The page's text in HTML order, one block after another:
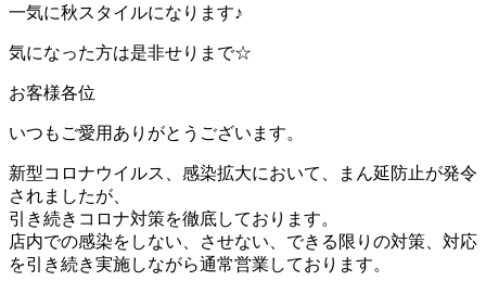
一気に秋スタイルになります♪
気になった方は是非せりまで☆
お客様各位
いつもご愛用ありがとうございます。
新型コロナウイルス、感染拡大において、まん延防止が発令
されましたが、
引き続きコロナ対策を徹底しております。
店内での感染をしない、させない、できる限りの対策、対応
を引き続き実施しながら通常営業しております。